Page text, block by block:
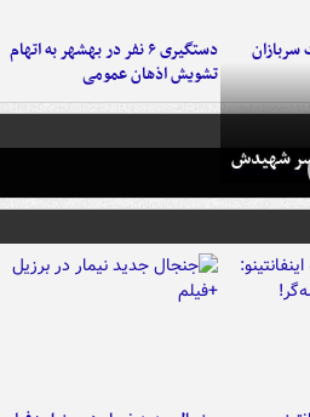
دستگیری ۶ نفر در بهشهر به اتهام
تشویش اذهان عمومی
شهیدش